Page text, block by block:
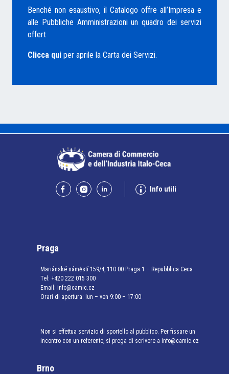
Benché non esaustivo, il Catalogo offre all’Impresa e
alle Pubbliche Amministrazioni un quadro dei servizi
offert
Clicca qui per aprile la Carta dei Servizi.
Info utili
Praga
Mariánské náměstí 159/4, 110 00 Praga 1 – Repubblica Ceca
Tel: +420 222 015 300
Email: info@camic.cz
Orari di apertura: lun – ven 9:00 – 17:00
Non si effettua servizio di sportello al pubblico. Per fissare un
incontro con un referente, si prega di scrivere a info@camic.cz
Brno